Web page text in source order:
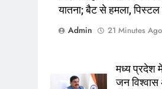
यातना; बैट से हमला,
Admin
21 Minutes Ago
मध्य प्रदेश
जन विश्वास